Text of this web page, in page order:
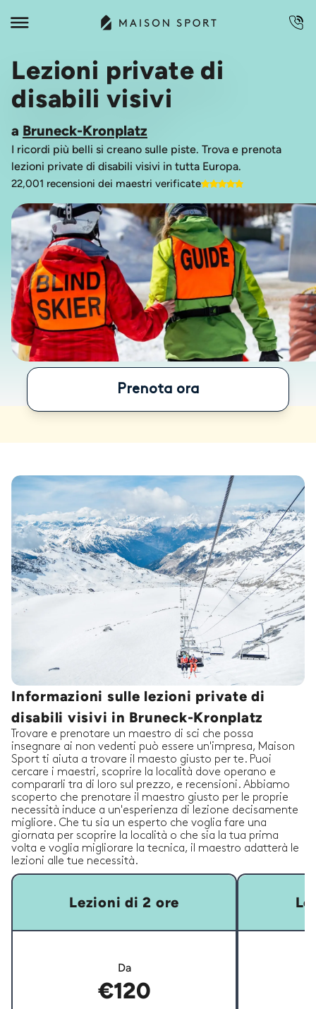
Lezioni private di
disabili visivi
a Bruneck-Kronplatz
I ricordi più belli si creano sulle piste. Trova e prenota
lezioni private di disabili visivi in tutta Europa.
22,001 recensioni dei maestri verificate
Prenota ora
Informazioni sulle lezioni private di
disabili visivi in Bruneck-Kronplatz
Trovare e prenotare un maestro di sci che possa
insegnare ai non vedenti può essere un'impresa, Maison
Sport ti aiuta a trovare il maesto giusto per te. Puoi
cercare i maestri, scoprire la località dove operano e
compararli tra di loro sul prezzo, e recensioni. Abbiamo
scoperto che prenotare il maestro giusto per le proprie
necessità induce a un'esperienza di lezione decisamente
migliore. Che tu sia un esperto che voglia fare una
giornata per scoprire la località o che sia la tua prima
volta e voglia migliorare la tecnica, il maestro adatterà le
lezioni alle tue necessità.
Lezioni di 2 ore
Da
€120